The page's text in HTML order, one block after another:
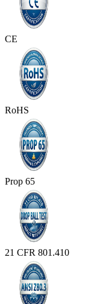
CE
RoHS
Prop 65
21 CFR 801.410